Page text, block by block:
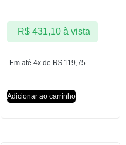
Em até 4x de R$ 119,75
R$431,10 à vista
Adicionar ao carrinho